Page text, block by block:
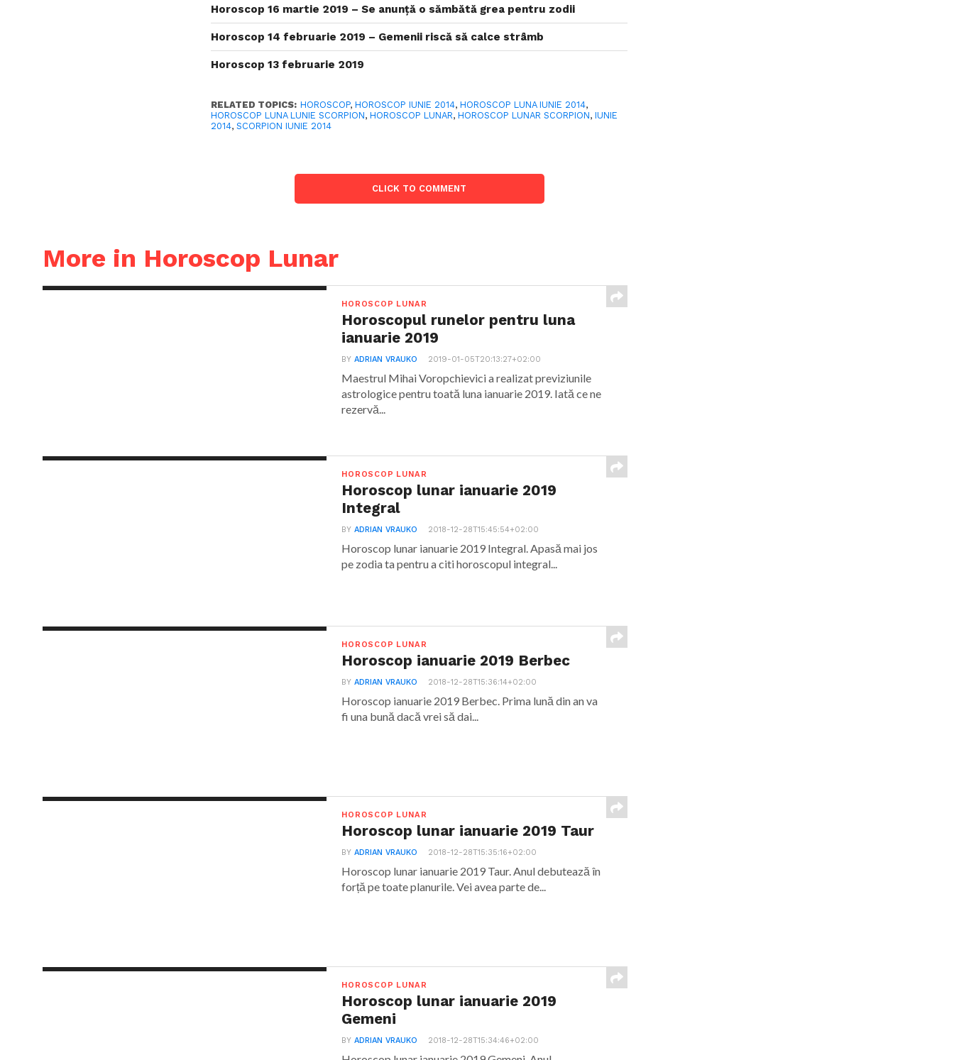
Horoscop 16 martie 2019 – Se anunță o sămbătă grea pentru zodii
Horoscop 14 februarie 2019 – Gemenii riscă să calce strâmb
Horoscop 13 februarie 2019
RELATED TOPICS: HOROSCOP,HOROSCOP IUNIE 2014,HOROSCOP LUNA IUNIE 2014,
HOROSCOP LUNA LUNIE SCORPION,HOROSCOP LUNAR,HOROSCOP LUNAR SCORPION,IUNIE
2014,SCORPION IUNIE 2014
CLICK TO COMMENT
More in Horoscop Lunar
HOROSCOP LUNAR
Horoscopul runelor pentru luna
ianuarie 2019
BYADRIAN VRAUKO 2019-01-05T20:13:27+02:00
Maestrul Mihai Voropchievici a realizat previziunile
astrologice pentru toată luna ianuarie 2019. Iată ce ne
rezervă...
HOROSCOP LUNAR
Horoscop lunar ianuarie 2019
Integral
BYADRIAN VRAUKO 2018-12-28T15:45:54+02:00
Horoscop lunar ianuarie 2019 Integral. Apasă mai jos
pe zodia ta pentru a citi horoscopul integral...
HOROSCOP LUNAR
Horoscop ianuarie 2019 Berbec
BYADRIAN VRAUKO 2018-12-28T15:36:14+02:00
Horoscop ianuarie 2019 Berbec. Prima lună din an va
fi una bună dacă vrei să dai...
HOROSCOP LUNAR
Horoscop lunar ianuarie 2019 Taur
BYADRIAN VRAUKO 2018-12-28T15:35:16+02:00
Horoscop lunar ianuarie 2019 Taur. Anul debutează în
forță pe toate planurile. Vei avea parte de...
HOROSCOP LUNAR
Horoscop lunar ianuarie 2019
Gemeni
BYADRIAN VRAUKO 2018-12-28T15:34:46+02:00